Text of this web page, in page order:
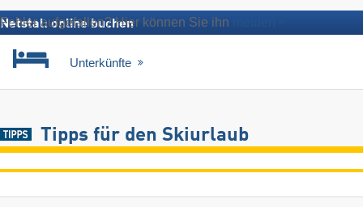
Fehler aufgefallen? Hier können Sie ihn
Netstal: online buchen
Unterkünfte
Tipps für den Skiurlaub